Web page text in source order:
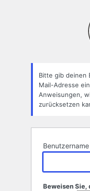
Bitte gib deinen
Mail-Adresse
Anweisungen,
zurücksetzen
Beweisen Sie,